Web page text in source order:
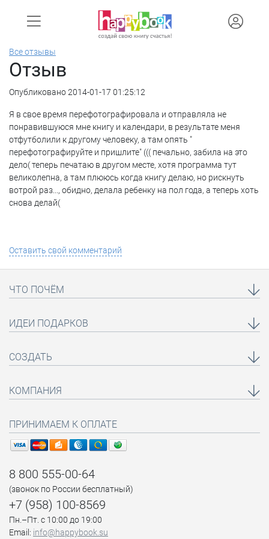
Все отзывы
Отзыв
Опубликовано 2014-01-17 01:25:12
Я в свое время перефотографировала и отправляла не
понравившуюся мне книгу и календари, в результате меня
отфутболили к другому человеку, а там опять "
перефотографируйте и пришлите" ((( печально, забила на это
дело( теперь печатаю в другом месте, хотя программа тут
великолепна, а там плююсь когда книгу делаю, но рискнуть
вотрой раз..., обидно, делала ребенку на пол года, а теперь хоть
снова делай(
Оставить свой комментарий
ЧТО ПОЧЁМ
ИДЕИ ПОДАРКОВ
СОЗДАТЬ
КОМПАНИЯ
ПРИНИМАЕМ К ОПЛАТЕ
8 800 555-00-64
(звонок по России бесплатный)
+7 (958) 100-8569
Пн.–Пт. с 10:00 до 19:00
Email: info@happybook.su